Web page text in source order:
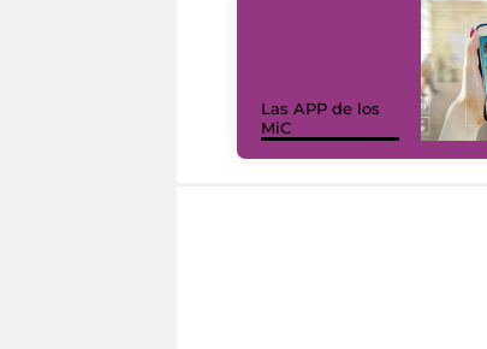
Las APP de los
MiC